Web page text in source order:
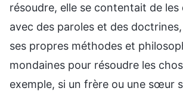
résoudre, elle se contentait de les
avec des paroles et des
ses propres méthodes et
mondaines pour résoudre les
exemple, si un frère ou une sœur